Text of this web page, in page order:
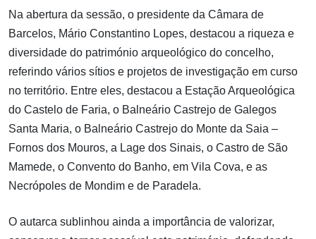
Na abertura da sessão, o presidente da Câmara de
Barcelos, Mário Constantino Lopes, destacou a riqueza e
diversidade do património arqueológico do concelho,
referindo vários sítios e projetos de investigação em curso
no território. Entre eles, destacou a Estação Arqueológica
do Castelo de Faria, o Balneário Castrejo de Galegos
Santa Maria, o Balneário Castrejo do Monte da Saia –
Fornos dos Mouros, a Lage dos Sinais, o Castro de São
Mamede, o Convento do Banho, em Vila Cova, e as
Necrópoles de Mondim e de Paradela.
O autarca sublinhou ainda a importância de valorizar,